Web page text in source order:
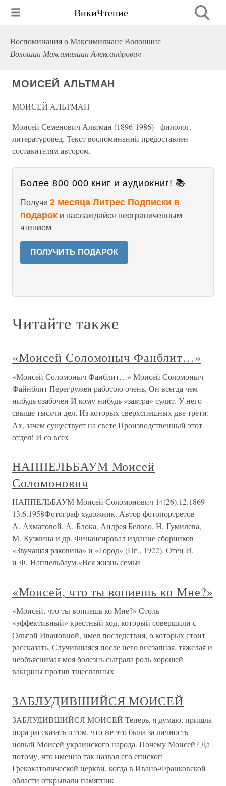
ВикиЧтение
Воспоминания о Максимилиане Волошине
Волошин Максимилиан Александрович
МОИСЕЙ АЛЬТМАН
МОИСЕЙ АЛЬТМАН
Моисей Семенович Альтман (1896-1986) - филолог,
литературовед. Текст воспоминаний предоставлен
составителям автором.
Более 800 000 книг и аудиокниг! 📚
Получи 2 месяца Литрес Подписки в
подарок и наслаждайся неограниченным
чтением
ПОЛУЧИТЬ ПОДАРОК
Читайте также
«Моисей Соломоныч Фанблит…»
«Моисей Соломоныч Фанблит…» Моисей Соломоныч
Файнблит Перегружен работою очень, Он всегда чем-
нибудь озабочен И кому-нибудь «завтра» сулит. У него
свыше тысячи дел, Из которых сверхспешных две трети:
Ах, зачем существует на свете Производственный этот
отдел! И со всех
НАППЕЛЬБАУМ Моисей
Соломонович
НАППЕЛЬБАУМ Моисей Соломонович 14(26).12.1869 –
13.6.1958Фотограф-художник. Автор фотопортретов
А. Ахматовой, А. Блока, Андрея Белого, Н. Гумилева,
М. Кузмина и др. Финансировал издание сборников
«Звучащая раковина» и «Город» (Пг., 1922). Отец И.
и Ф. Наппельбаум.«Вся жизнь семьи
«Моисей, что ты вопиешь ко Мне?»
«Моисей, что ты вопиешь ко Мне?» Столь
«эффективный» крестный ход, который совершили с
Ольгой Ивановной, имел последствия, о которых стоит
рассказать. Случившаяся после него внезапная, тяжелая и
необъяснимая моя болезнь сыграла роль хорошей
вакцины против тщеславных
ЗАБЛУДИВШИЙСЯ МОИСЕЙ
ЗАБЛУДИВШИЙСЯ МОИСЕЙ Теперь, я думаю, пришла
пора рассказать о том, что же это была за личность —
новый Моисей украинского народа. Почему Моисей? Да
потому, что именно так назвал его епископ
Грекокатолической церкви, когда в Ивано-Франковской
области открывали памятник